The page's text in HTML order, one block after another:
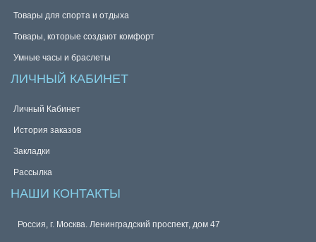
Товары для спорта и отдыха
Товары, которые создают комфорт
Умные часы и браслеты
ЛИЧНЫЙ КАБИНЕТ
Личный Кабинет
История заказов
Закладки
Рассылка
НАШИ КОНТАКТЫ
Россия, г. Москва. Ленинградский проспект, дом 47